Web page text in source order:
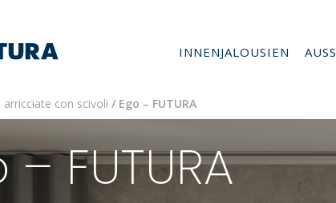
INNENJALOUSIEN
arricciate con scivoli/ Ego – FUTURA
– FUTURA